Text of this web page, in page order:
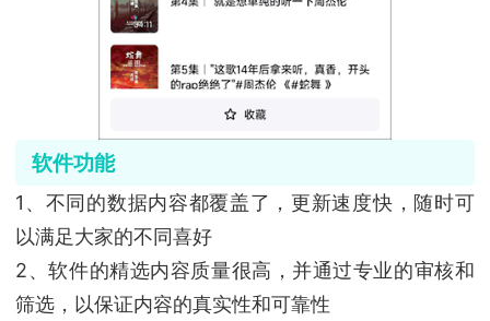
软件功能
1、不同的数据内容都覆盖了，更新速度快，随时可
以满足大家的不同喜好
2、软件的精选内容质量很高，并通过专业的审核和
筛选，以保证内容的真实性和可靠性